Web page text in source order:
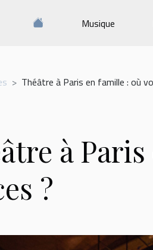
Musique
Théâtre à Paris en famille : où
à
?